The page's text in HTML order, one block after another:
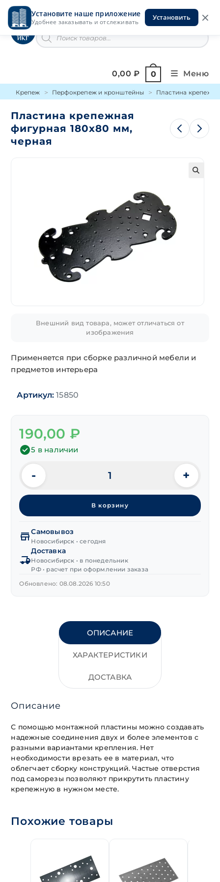
Установите наше приложение
Удобнее заказывать и отслеживать
Установить
Перейти
содержимомуИнструменты на Горской
товаров
0,00₽ 0 Меню
Крепеж Перфокрепеж и кронштейны Пластина
Пластина крепежная
фигурная 180х80 мм,
черная
Внешний вид товара, может отличаться от
изображения
Применяется при сборке различной мебели и
предметов интерьера
Артикул: 15850
190,00 ₽
5 в наличии
Количество
товара
Пластина
крепежная
180х80 мм,
черная
- +
В корзину
Самовывоз
Новосибирск • сегодня
Доставка
Новосибирск • в понедельник
РФ • расчет при оформлении заказа
Обновлено: 08.08.2026 10:50
ОПИСАНИЕ
ХАРАКТЕРИСТИКИ
ДОСТАВКА
Описание
С помощью монтажной пластины можно создавать
надежные соединения двух и более элементов с
разными вариантами крепления. Нет
необходимости врезать ее в материал, что
облегчает сборку конструкций. Частые отверстия
под саморезы позволяют прикрутить пластину
крепежную в нужном месте.
Похожие товары